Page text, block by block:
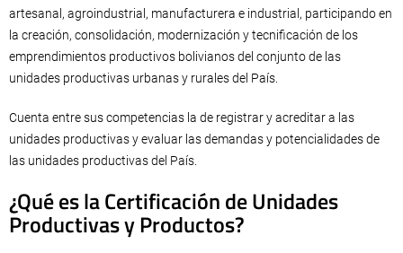
artesanal, agroindustrial, manufacturera e industrial, participando en
la creación, consolidación, modernización y tecnificación de los
emprendimientos productivos bolivianos del conjunto de las
unidades productivas urbanas y rurales del País.
Cuenta entre sus competencias la de registrar y acreditar a las
unidades productivas y evaluar las demandas y potencialidades de
las unidades productivas del País.
¿Qué es la Certificación de Unidades
Productivas y Productos?